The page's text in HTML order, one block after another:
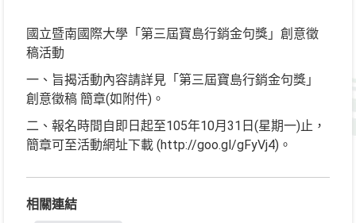
國立暨南國際大學「第三屆寶島行銷金句獎」創意徵
稿活動
一、旨揭活動內容請詳見「第三屆寶島行銷金句獎」
創意徵稿 簡章(如附件)。
二、報名時間自即日起至105年10月31日(星期一)止，
簡章可至活動網址下載 (http://goo.gl/gFyVj4)。
相關連結